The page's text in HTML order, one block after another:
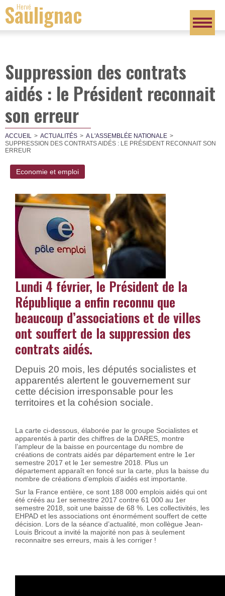
Hervé
Saulignac
Suppression des contrats
aidés : le Président reconnait
son erreur
ACCUEIL ACTUALITÉS
A L'ASSEMBLÉE NATIONALE
SUPPRESSION DES CONTRATS AIDÉS : LE PRÉSIDENT RECONNAIT SON
ERREUR
Economie et emploi
Lundi 4 février, le Président de la
République a enfin reconnu que
beaucoup d’associations et de villes
ont souffert de la suppression des
contrats aidés.
Depuis 20 mois, les députés socialistes et
apparentés alertent le gouvernement sur
cette décision irresponsable pour les
territoires et la cohésion sociale.
La carte ci-dessous, élaborée par le groupe Socialistes et
apparentés à partir des chiffres de la DARES, montre
l’ampleur de la baisse en pourcentage du nombre de
créations de contrats aidés par département entre le 1er
semestre 2017 et le 1er semestre 2018. Plus un
département apparaît en foncé sur la carte, plus la baisse du
nombre de créations d’emplois d’aidés est importante.
Sur la France entière, ce sont 188 000 emplois aidés qui ont
été créés au 1er semestre 2017 contre 61 000 au 1er
semestre 2018, soit une baisse de 68 %. Les collectivités, les
EHPAD et les associations ont énormément souffert de cette
décision. Lors de la séance d’actualité, mon collègue Jean-
Louis Bricout a invité la majorité non pas à seulement
reconnaitre ses erreurs, mais à les corriger !